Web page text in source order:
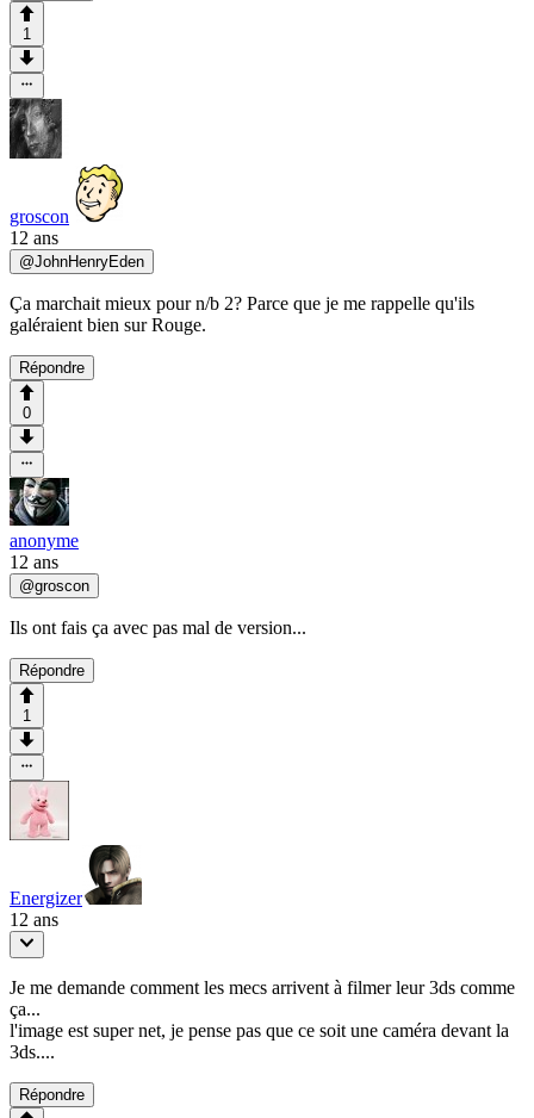
1
groscon
12 ans
@JohnHenryEden
Ça marchait mieux pour n/b 2? Parce que je me rappelle qu'ils
galéraient bien sur Rouge.
Répondre
0
anonyme
12 ans
@groscon
Ils ont fais ça avec pas mal de version...
Répondre
1
Energizer
12 ans
Je me demande comment les mecs arrivent à filmer leur 3ds comme
ça...
l'image est super net, je pense pas que ce soit une caméra devant la
3ds....
Répondre